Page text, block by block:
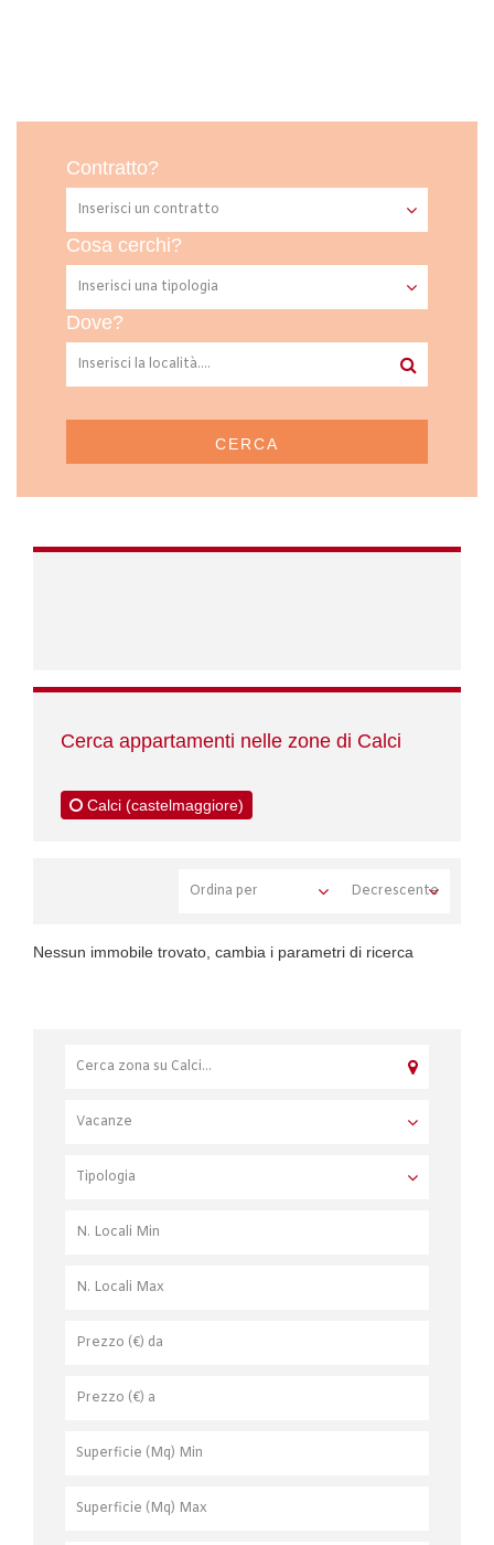
Contratto?
Cosa cerchi?
Dove?
CERCA
Cerca appartamenti nelle zone di Calci
Calci (castelmaggiore)
Nessun immobile trovato, cambia i parametri di ricerca